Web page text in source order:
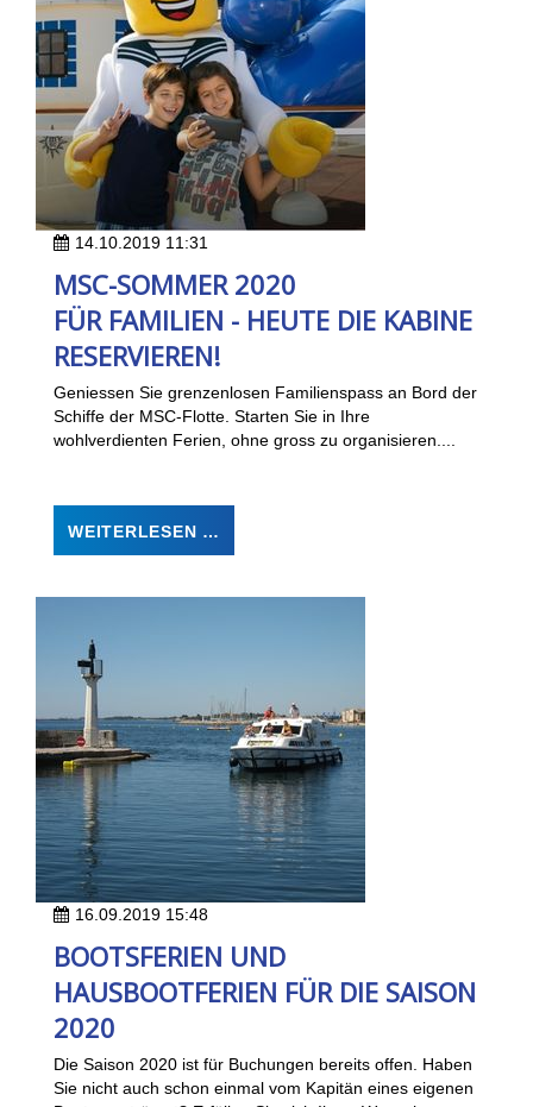
14.10.2019 11:31
MSC-SOMMER 2020
FÜR FAMILIEN - HEUTE DIE KABINE
RESERVIEREN!
Geniessen Sie grenzenlosen Familienspass an Bord der
Schiffe der MSC-Flotte. Starten Sie in Ihre
wohlverdienten Ferien, ohne gross zu organisieren....
WEITERLESEN …
16.09.2019 15:48
BOOTSFERIEN UND
HAUSBOOTFERIEN FÜR DIE SAISON
2020
Die Saison 2020 ist für Buchungen bereits offen. Haben
Sie nicht auch schon einmal vom Kapitän eines eigenen